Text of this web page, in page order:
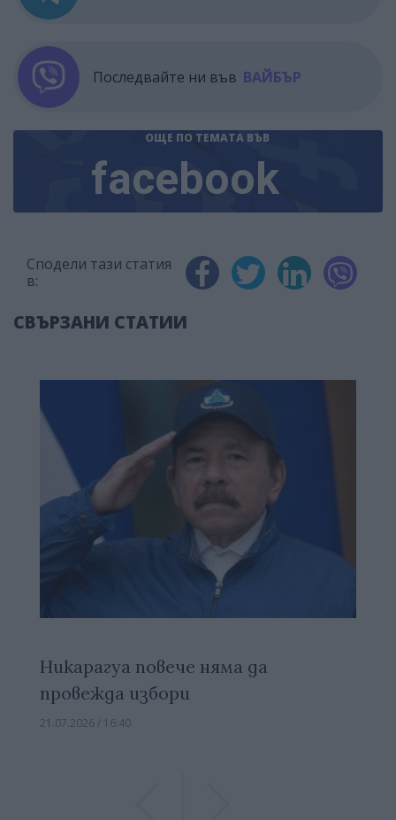
Последвайте ни във ВАЙБЪР
ОЩЕ ПО ТЕМАТА ВЪВ
facebook
Сподели тази статия
в:
СВЪРЗАНИ СТАТИИ
Никарагуа повече няма да
провежда избори
21.07.2026 / 16:40